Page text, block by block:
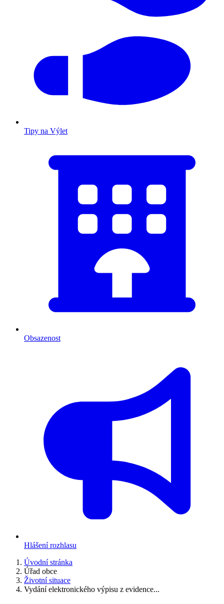
Tipy na Výlet
Obsazenost
Hlášení rozhlasu
Úvodní stránka
Úřad obce
Životní situace
Vydání elektronického výpisu z evidence...